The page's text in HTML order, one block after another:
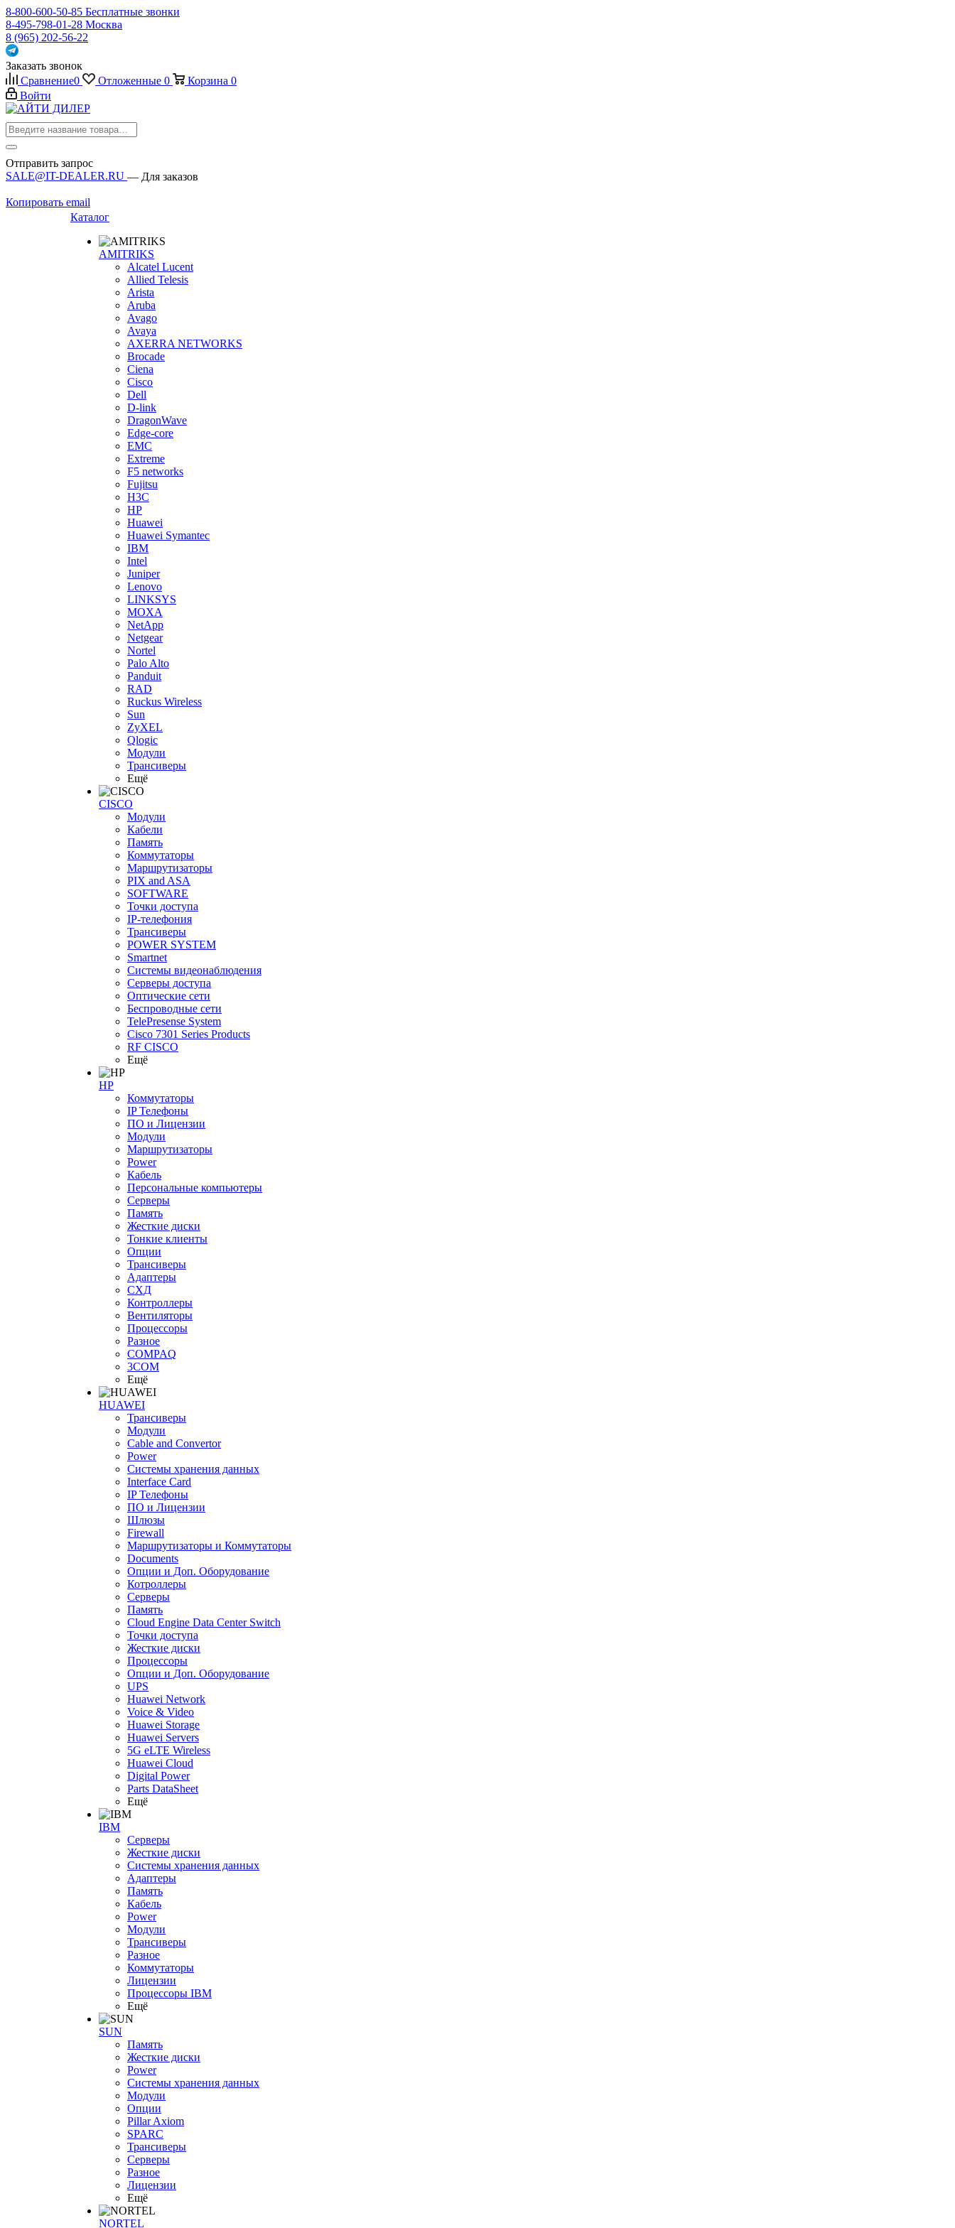
8-800-600-50-85 Бесплатные звонки
8-495-798-01-28 Москва
8 (965) 202-56-22
Заказать звонок
Сравнение0 Отложенные 0 Корзина 0
Войти
Отправить запрос
SALE@IT-DEALER.RU — Для заказов
Копировать email
Каталог
AMITRIKS
Alcatel Lucent
Allied Telesis
Arista
Aruba
Avago
Avaya
AXERRA NETWORKS
Brocade
Ciena
Cisco
Dell
D-link
DragonWave
Edge-core
EMC
Extreme
F5 networks
Fujitsu
H3С
HP
Huawei
Huawei Symantec
IBM
Intel
Juniper
Lenovo
LINKSYS
MOXA
NetApp
Netgear
Nortel
Palo Alto
Panduit
RAD
Ruckus Wireless
Sun
ZyXEL
Qlogic
Модули
Трансиверы
Ещё
CISCO
Модули
Кабели
Память
Коммутаторы
Маршрутизаторы
PIX and ASA
SOFTWARE
Точки доступа
IP-телефония
Трансиверы
POWER SYSTEM
Smartnet
Системы видеонаблюдения
Серверы доступа
Оптические сети
Беспроводные сети
TelePresense System
Cisco 7301 Series Products
RF CISCO
Ещё
HP
Коммутаторы
IP Телефоны
ПО и Лицензии
Модули
Маршрутизаторы
Power
Кабель
Персональные компьютеры
Серверы
Память
Жесткие диски
Тонкие клиенты
Опции
Трансиверы
Адаптеры
СХД
Контроллеры
Вентиляторы
Процессоры
Разное
COMPAQ
3COM
Ещё
HUAWEI
Трансиверы
Модули
Cable and Convertor
Power
Системы хранения данных
Interface Card
IP Телефоны
ПО и Лицензии
Шлюзы
Firewall
Маршрутизаторы и Коммутаторы
Documents
Опции и Доп. Оборудование
Котроллеры
Серверы
Память
Cloud Engine Data Center Switch
Точки доступа
Жесткие диски
Процессоры
Опции и Доп. Оборудование
UPS
Huawei Network
Voice & Video
Huawei Storage
Huawei Servers
5G eLTE Wireless
Huawei Cloud
Digital Power
Parts DataSheet
Ещё
IBM
Серверы
Жесткие диски
Системы хранения данных
Адаптеры
Память
Кабель
Power
Модули
Трансиверы
Разное
Коммутаторы
Лицензии
Процессоры IBM
Ещё
SUN
Память
Жесткие диски
Power
Системы хранения данных
Модули
Опции
Pillar Axiom
SPARC
Трансиверы
Серверы
Разное
Лицензии
Ещё
NORTEL